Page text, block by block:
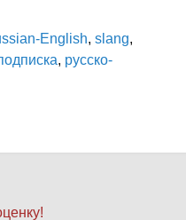
English, slang,
, русско-